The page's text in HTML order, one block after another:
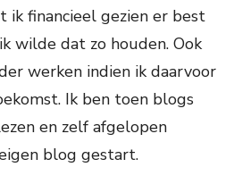
ik financieel gezien er best
wilde dat zo houden. Ook
werken indien ik daarvoor
Ik ben toen blogs
en zelf afgelopen
blog gestart.